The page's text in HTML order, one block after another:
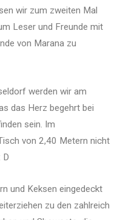
wir zum zweiten Mal
Leser und Freunde mit
von Marana zu
werden wir am
das Herz begehrt bei
sein. Im
von 2,40 Metern nicht
D
und Keksen eingedeckt
zu den zahlreich